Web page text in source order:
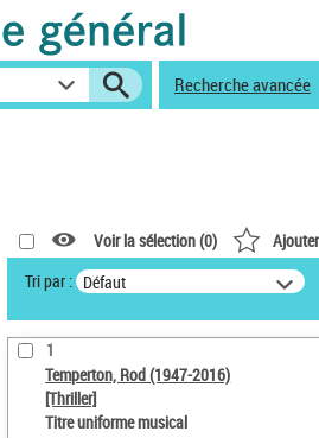
Recherche avancée
Voir la sélection (0)
Tri par : Défaut
1
Temperton, Rod (1947-2016)
[Thriller]
Titre uniforme musical